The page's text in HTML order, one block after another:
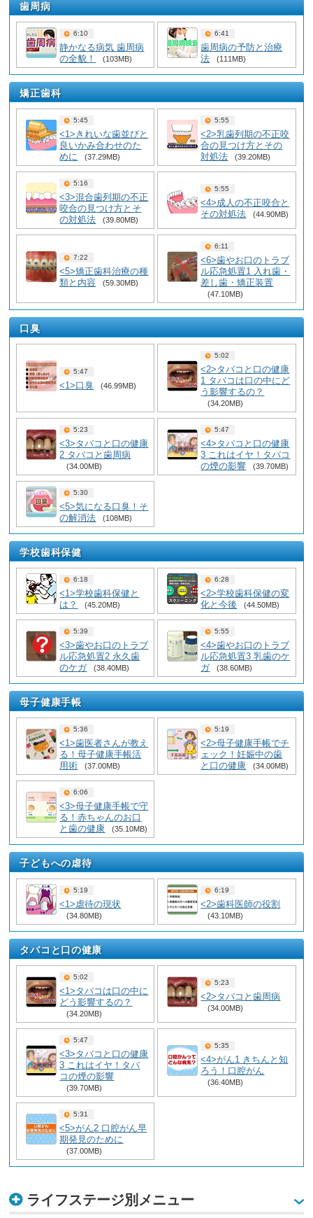
歯周病
6:10
静かなる病気 歯周病
の全貌！
(103MB)
6:41
歯周病の予防と治療
法
(111MB)
矯正歯科
5:45
<1>きれいな歯並びと
良いかみ合わせのた
めに
(37.29MB)
5:55
<2>乳歯列期の不正咬
合の見つけ方とその
対処法
(39.20MB)
5:16
<3>混合歯列期の不正
咬合の見つけ方とそ
の対処法
(39.80MB)
5:55
<4>成人の不正咬合と
その対処法
(44.90MB)
7:22
<5>矯正歯科治療の種
類と内容
(59.30MB)
6:11
<6>歯やお口のトラブ
ル応急処置1 入れ歯・
差し歯・矯正装置
(47.10MB)
口臭
5:47
<1>口臭 (46.99MB)
5:02
<2>タバコと口の健康
1 タバコは口の中にど
う影響するの？
(34.20MB)
5:23
<3>タバコと口の健康
2 タバコと歯周病
(34.00MB)
5:47
<4>タバコと口の健康
3 これはイヤ！タバコ
の煙の影響
(39.70MB)
5:30
<5>気になる口臭！そ
の解消法
(108MB)
学校歯科保健
6:18
<1>学校歯科保健と
は？
(45.20MB)
6:28
<2>学校歯科保健の変
化と今後
(44.50MB)
5:39
<3>歯やお口のトラブ
ル応急処置2 永久歯
のケガ
(38.40MB)
5:55
<4>歯やお口のトラブ
ル応急処置3 乳歯のケ
ガ
(38.60MB)
母子健康手帳
5:36
<1>歯医者さんが教え
る！母子健康手帳活
用術
(37.00MB)
5:19
<2>母子健康手帳でチ
ェック！妊娠中の歯
と口の健康
(34.00MB)
6:06
<3>母子健康手帳で守
る！赤ちゃんのお口
と歯の健康
(35.10MB)
子どもへの虐待
5:19
<1>虐待の現状
(34.80MB)
6:19
<2>歯科医師の役割
(43.10MB)
タバコと口の健康
5:02
<1>タバコは口の中に
どう影響するの？
(34.20MB)
5:23
<2>タバコと歯周病
(34.00MB)
5:47
<3>タバコと口の健康
3 これはイヤ！タバ
コの煙の影響
(39.70MB)
5:35
<4>がん1 きちんと知
ろう！口腔がん
(36.40MB)
5:31
<5>がん2 口腔がん早
期発見のために
(37.00MB)
ライフステージ別メニュー